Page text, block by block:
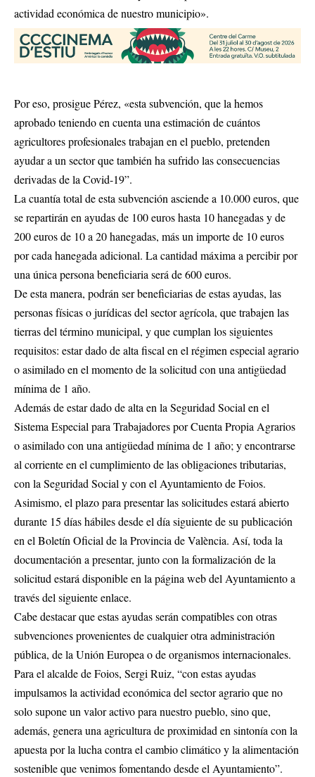
actividad económica de nuestro municipio».
Por eso, prosigue Pérez, «esta subvención, que la hemos
aprobado teniendo en cuenta una estimación de cuántos
agricultores profesionales trabajan en el pueblo, pretenden
ayudar a un sector que también ha sufrido las consecuencias
derivadas de la Covid-19”.
La cuantía total de esta subvención asciende a 10.000 euros, que
se repartirán en ayudas de 100 euros hasta 10 hanegadas y de
200 euros de 10 a 20 hanegadas, más un importe de 10 euros
por cada hanegada adicional. La cantidad máxima a percibir por
una única persona beneficiaria será de 600 euros.
De esta manera, podrán ser beneficiarias de estas ayudas, las
personas físicas o jurídicas del sector agrícola, que trabajen las
tierras del término municipal, y que cumplan los siguientes
requisitos: estar dado de alta fiscal en el régimen especial agrario
o asimilado en el momento de la solicitud con una antigüedad
mínima de 1 año.
Además de estar dado de alta en la Seguridad Social en el
Sistema Especial para Trabajadores por Cuenta Propia Agrarios
o asimilado con una antigüedad mínima de 1 año; y encontrarse
al corriente en el cumplimiento de las obligaciones tributarias,
con la Seguridad Social y con el Ayuntamiento de Foios.
Asimismo, el plazo para presentar las solicitudes estará abierto
durante 15 días hábiles desde el día siguiente de su publicación
en el Boletín Oficial de la Provincia de València. Así, toda la
documentación a presentar, junto con la formalización de la
solicitud estará disponible en la página web del Ayuntamientoa
través del siguiente enlace.
Cabe destacar que estas ayudas serán compatibles con otras
subvenciones provenientes de cualquier otra administración
pública, de la Unión Europea o de organismos internacionales.
Para el alcalde de Foios, Sergi Ruiz, “con estas ayudas
impulsamos la actividad económica del sector agrario que no
solo supone un valor activo para nuestro pueblo, sino que,
además, genera una agricultura de proximidad en sintonía con la
apuesta por la lucha contra el cambio climático y la alimentación
sostenible que venimos fomentando desde el Ayuntamiento”.